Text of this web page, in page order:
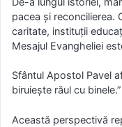
pacea și reconcilierea.
caritate, instituții
Mesajul Evangheliei
Sfântul Apostol Pavel
biruiește răul cu
Această perspectivă